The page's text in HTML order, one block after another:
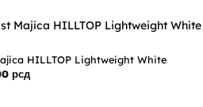
HILLTOP Lightweight White
рсдTrenutna
cena